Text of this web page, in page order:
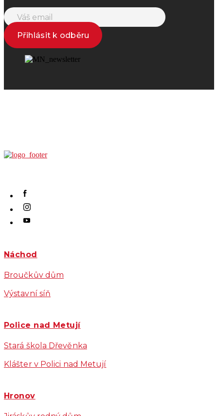
Přihlásit k odběru
Náchod
Broučkův dům
Výstavní síň
Police nad Metují
Stará škola Dřevěnka
Klášter v Polici nad Metují
Hronov